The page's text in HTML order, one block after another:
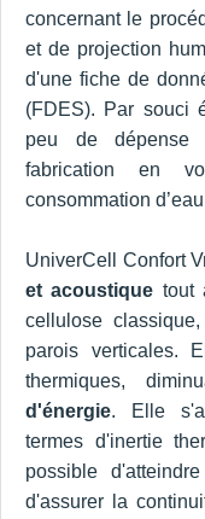
concernant le
et de projection
d'une fiche de
(FDES). Par souci
peu de dépense
fabrication en
consommation
UniverCell Confort
et acoustique tout
cellulose
parois verticales.
thermiques,
d'énergie. Elle
termes d'inertie
possible
d'assurer la